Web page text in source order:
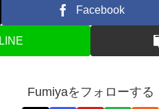
Facebook
LINE
Fumiyaをフォローする